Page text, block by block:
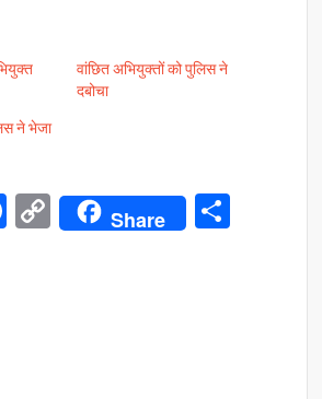
वांछित अभियुक्तों को पुलिस ने
दबोचा
ने भेजा
F
C
o
Share